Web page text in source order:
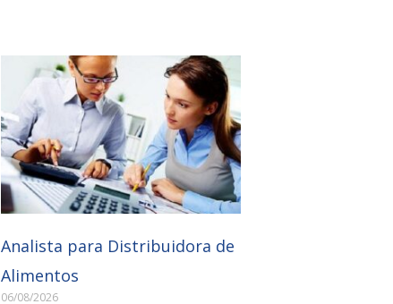
Analista para Distribuidora de
Alimentos
06/08/2026